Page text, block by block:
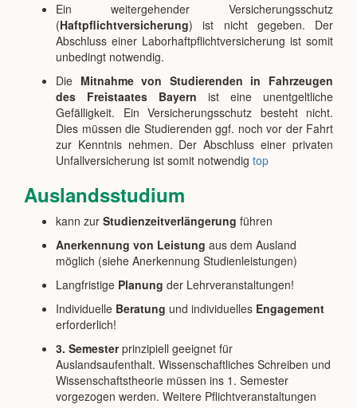
Ein weitergehender Versicherungsschutz
(Haftpflichtversicherung) ist nicht gegeben. Der
Abschluss einer Laborhaftpflichtversicherung ist somit
unbedingt notwendig.
Die Mitnahme von Studierenden in Fahrzeugen
des Freistaates Bayern ist eine unentgeltliche
Gefälligkeit. Ein Versicherungsschutz besteht nicht.
Dies müssen die Studierenden ggf. noch vor der Fahrt
zur Kenntnis nehmen. Der Abschluss einer privaten
Unfallversicherung ist somit notwendig top
Auslandsstudium
kann zur Studienzeitverlängerung führen
Anerkennung von Leistung aus dem Ausland
möglich (siehe Anerkennung Studienleistungen)
Langfristige Planung der Lehrveranstaltungen!
Individuelle Beratung und individuelles Engagement
erforderlich!
3. Semesterprinzipiell geeignet für
Auslandsaufenthalt. Wissenschaftliches Schreiben und
Wissenschaftstheorie müssen ins 1. Semester
vorgezogen werden. Weitere Pflichtveranstaltungen